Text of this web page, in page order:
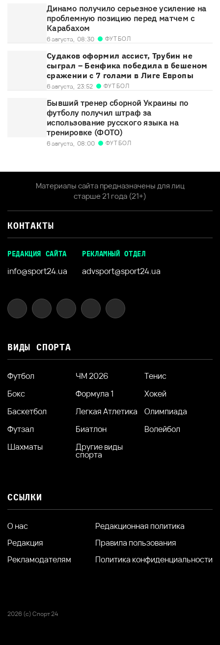
Динамо получило серьезное усиление на
проблемную позицию перед матчем с
Карабахом
6 августа, 08:30 ФУТБОЛ
Судаков оформил ассист, Трубин не
сыграл – Бенфика победила в бешеном
сражении с 7 голами в Лиге Европы
6 августа, 23:52 ФУТБОЛ
Бывший тренер сборной Украины по
футболу получил штраф за
использование русского языка на
тренировке (ФОТО)
6 августа, 08:00 ФУТБОЛ
Материалы сайта предназначены для лиц
старше 21 года (21+)
КОНТАКТЫ
РЕДАКЦИЯ САЙТА
info@sport24.ua
РЕКЛАМНЫЙ ОТДЕЛ
advsport@sport24.ua
ВИДЫ СПОРТА
Футбол ЧМ 2026
Тенис
Бокс
Формула 1
Хокей
Баскетбол
Легкая Атлетика
Олимпиада
Футзал
Биатлон
Волейбол
Шахматы
Другие виды
спорта
ССЫЛКИ
О нас
Редакция
Рекламодателям
Редакционная политика
Правила пользования
Политика конфиденциальности
2026 (с) Спорт 24